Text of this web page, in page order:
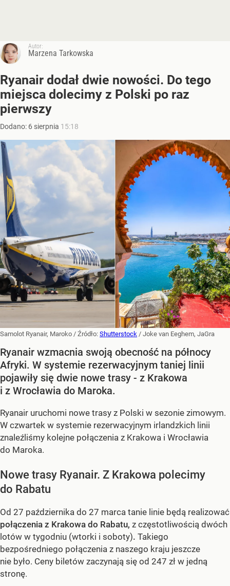
Autor:
Marzena Tarkowska
Ryanair dodał dwie nowości. Do tego
miejsca dolecimy z Polski po raz
pierwszy
Dodano: 6 sierpnia 15:18
Samolot Ryanair, Maroko / Źródło: Shutterstock / Joke van Eeghem, JaGra
Ryanair wzmacnia swoją obecność na północy
Afryki. W systemie rezerwacyjnym taniej linii
pojawiły się dwie nowe trasy - z Krakowa
i z Wrocławia do Maroka.
Ryanair uruchomi nowe trasy z Polski w sezonie zimowym.
W czwartek w systemie rezerwacyjnym irlandzkich linii
znaleźliśmy kolejne połączenia z Krakowa i Wrocławia
do Maroka.
Nowe trasy Ryanair. Z Krakowa polecimy
do Rabatu
Od 27 października do 27 marca tanie linie będą realizować
połączenia z Krakowa do Rabatu, z częstotliwością dwóch
lotów w tygodniu (wtorki i soboty). Takiego
bezpośredniego połączenia z naszego kraju jeszcze
nie było. Ceny biletów zaczynają się od 247 zł w jedną
stronę.